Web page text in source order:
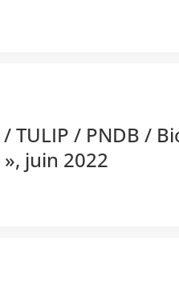
/ TULIP / PNDB /
juin 2022